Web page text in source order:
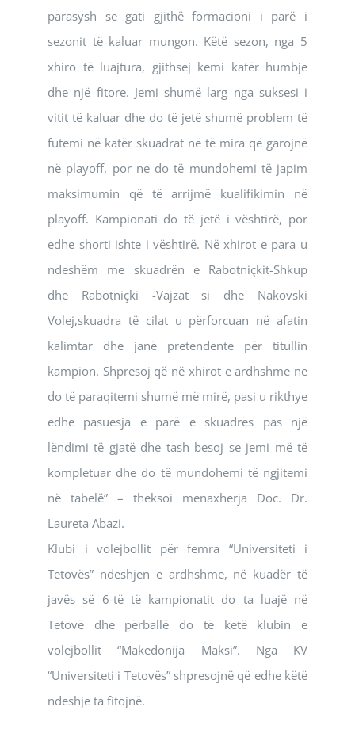
parasysh se gati gjithë formacioni i parë i
sezonit të kaluar mungon. Këtë sezon, nga 5
xhiro të luajtura, gjithsej kemi katër humbje
dhe një fitore. Jemi shumë larg nga suksesi i
vitit të kaluar dhe do të jetë shumë problem të
futemi në katër skuadrat në të mira që garojnë
në playoff, por ne do të mundohemi të japim
maksimumin që të arrijmë kualifikimin në
playoff. Kampionati do të jetë i vështirë, por
edhe shorti ishte i vështirë. Në xhirot e para u
ndeshëm me skuadrën e Rabotniçkit-Shkup
dhe Rabotniçki -Vajzat si dhe Nakovski
Volej,skuadra të cilat u përforcuan në afatin
kalimtar dhe janë pretendente për titullin
kampion. Shpresoj që në xhirot e ardhshme ne
do të paraqitemi shumë më mirë, pasi u rikthye
edhe pasuesja e parë e skuadrës pas një
lëndimi të gjatë dhe tash besoj se jemi më të
kompletuar dhe do të mundohemi të ngjitemi
në tabelë” – theksoi menaxherja Doc. Dr.
Laureta Abazi.
Klubi i volejbollit për femra “Universiteti i
Tetovës” ndeshjen e ardhshme, në kuadër të
javës së 6-të të kampionatit do ta luajë në
Tetovë dhe përballë do të ketë klubin e
volejbollit “Makedonija Maksi”. Nga KV
“Universiteti i Tetovës” shpresojnë që edhe këtë
ndeshje ta fitojnë.